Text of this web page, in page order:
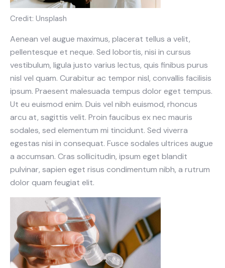
Credit: Unsplash
Aenean vel augue maximus, placerat tellus a velit,
pellentesque et neque. Sed lobortis, nisi in cursus
vestibulum, ligula justo varius lectus, quis finibus purus
nisl vel quam. Curabitur ac tempor nisl, convallis facilisis
ipsum. Praesent malesuada tempus dolor eget tempus.
Ut eu euismod enim. Duis vel nibh euismod, rhoncus
arcu at, sagittis velit. Proin faucibus ex nec mauris
sodales, sed elementum mi tincidunt. Sed viverra
egestas nisi in consequat. Fusce sodales ultrices augue
a accumsan. Cras sollicitudin, ipsum eget blandit
pulvinar, sapien eget risus condimentum nibh, a rutrum
dolor quam feugiat elit.